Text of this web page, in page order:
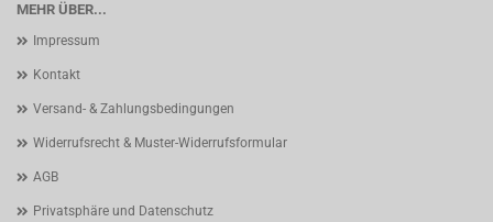
MEHR ÜBER...
Impressum
Kontakt
Versand- & Zahlungsbedingungen
Widerrufsrecht & Muster-Widerrufsformular
AGB
Privatsphäre und Datenschutz